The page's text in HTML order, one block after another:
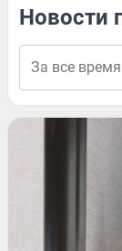
Новости